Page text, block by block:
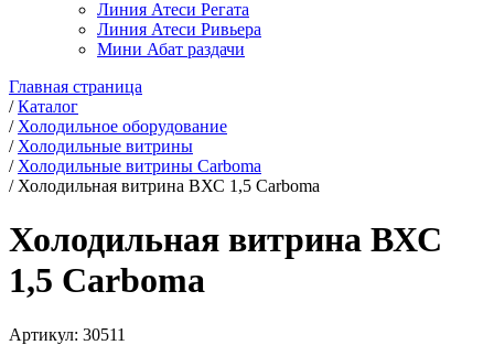
Линия Атеси Регата
Линия Атеси Ривьера
Мини Абат раздачи
Главная страница
/Каталог
/ Холодильное оборудование
/ Холодильные витрины
/ Холодильные витрины Carboma
/ Холодильная витрина ВХС 1,5 Carboma
Холодильная витрина ВХС
1,5 Carboma
Артикул: 30511